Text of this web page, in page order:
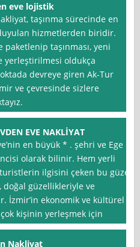
eve lojistik
taşınma sürecinde en
hizmetlerden biridir.
taşınması, yeni
yerleştirilmesi oldukça
devreye giren Ak-Tur
ve çevresinde sizlere
EVE NAKLİYAT
en büyük * . şehri ve Ege
olarak bilinir. Hem yerli
ilgisini çeken bu güzel
güzellikleriyle ve
İzmir’in ekonomik ve kültürel
kişinin yerleşmek için
Nakliyat